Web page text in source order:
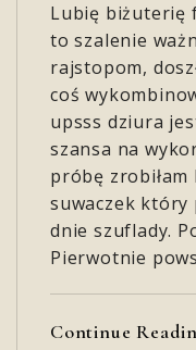
Lubię biżuterię
to szalenie
rajstopom,
coś
upsss dziura
szansa na
próbę zrobiłam
suwaczek który
dnie szuflady.
Pierwotnie
Continue